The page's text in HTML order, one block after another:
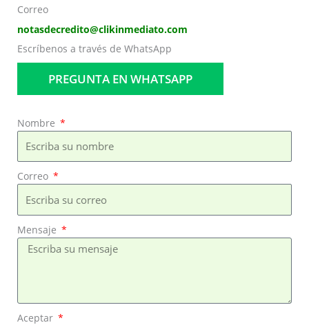
Correo
notasdecredito@clikinmediato.com
Escríbenos a través de WhatsApp
PREGUNTA EN WHATSAPP
Nombre
Correo
Mensaje
Aceptar